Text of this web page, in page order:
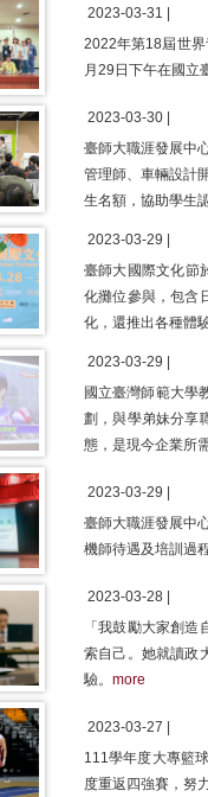
2023-03-31 |
2022年第18屆世
月29日下午在國立
2023-03-30 |
臺師大職涯發展中
管理師、車輛設計
生名額，協助學生
2023-03-29 |
臺師大國際文化節
化攤位參與，包含
化，還推出各種體
2023-03-29 |
國立臺灣師範大學
劃，與學弟妹分享
態，是現今企業所
2023-03-29 |
臺師大職涯發展中
機師待遇及培訓過
2023-03-28 |
「我鼓勵大家創
索自己。她就讀政
驗。 more
2023-03-27 |
111學年度大專籃
度重返四強賽，努